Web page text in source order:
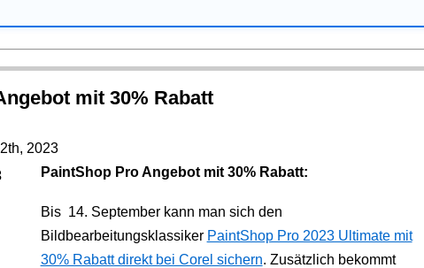
mit 30% Rabatt
2023
PaintShop Pro Angebot mit 30% Rabatt:
Bis 14. September kann man sich den
Bildbearbeitungsklassiker PaintShop Pro 2023 Ultimate mit
30% Rabatt direkt bei Corel sichern. Zusätzlich bekommt